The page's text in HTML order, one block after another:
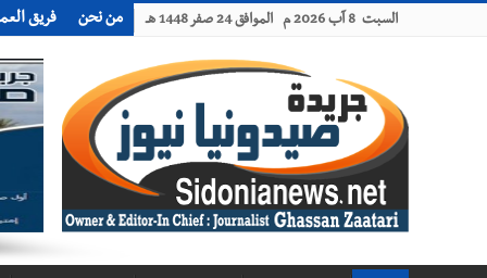
السبت 8 آب 2026 م الموافق 24 صفر 1448 هـ من نحن فريق